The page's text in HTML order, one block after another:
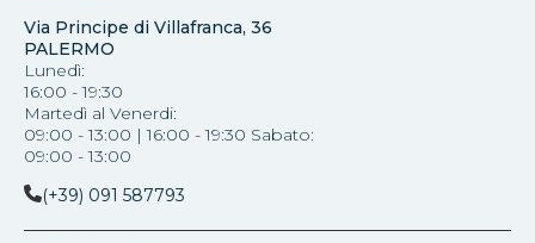
Via Principe di Villafranca, 36
PALERMO
Lunedì:
16:00 - 19:30
Martedì al Venerdi:
09:00 - 13:00 | 16:00 - 19:30 Sabato:
09:00 - 13:00
(+39) 091 587793